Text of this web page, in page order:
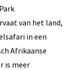
van het land,
in een
Afrikaanse
is meer